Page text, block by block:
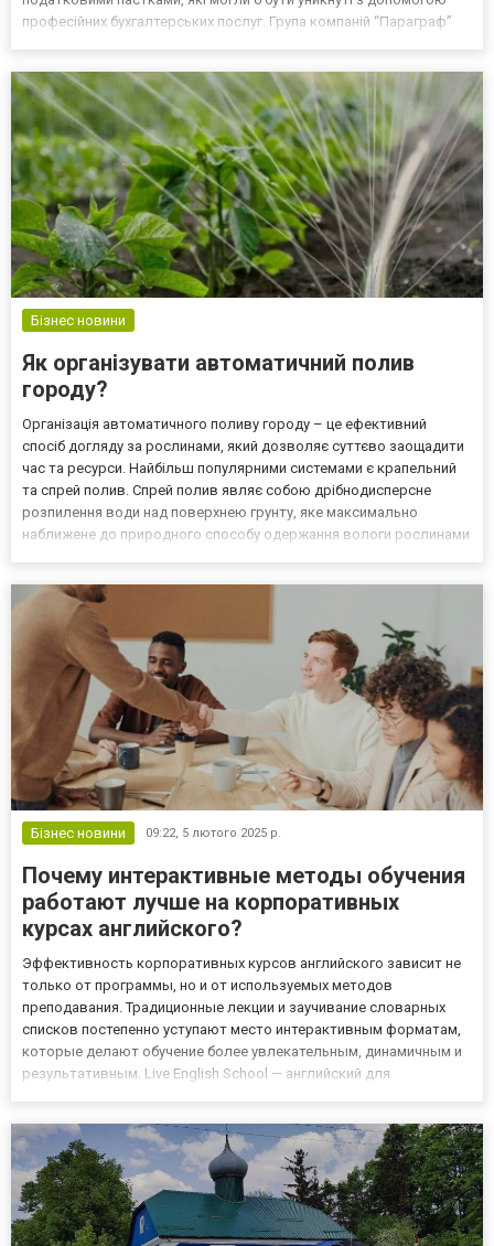
професійних бухгалтерських послуг. Група компаній “Параграф”
Бізнес новини
Як організувати автоматичний полив
городу?
Організація автоматичного поливу городу – це ефективний
спосіб догляду за рослинами, який дозволяє суттєво заощадити
час та ресурси. Найбільш популярними системами є крапельний
та спрей полив. Спрей полив являє собою дрібнодисперсне
розпилення води над поверхнею грунту, яке максимально
наближене до природного способу одержання вологи рослинами
Бізнес новини 09:22, 5 лютого 2025 р.
Почему интерактивные методы обучения
работают лучше на корпоративных
курсах английского?
Эффективность корпоративных курсов английского зависит не
только от программы, но и от используемых методов
преподавания. Традиционные лекции и заучивание словарных
списков постепенно уступают место интерактивным форматам,
которые делают обучение более увлекательным, динамичным и
результативным. Live English School — английский для
Вот почему т...